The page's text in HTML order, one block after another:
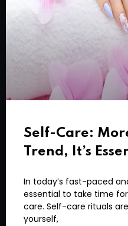
Self-Care:
Trend, It’s
In today’s fast-paced
essential to take time
care. Self-care rituals
yourself,